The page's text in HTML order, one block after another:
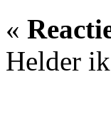
«
Helder